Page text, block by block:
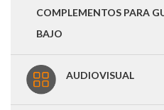
COMPLEMENTOS PARA
BAJO
AUDIOVISUAL